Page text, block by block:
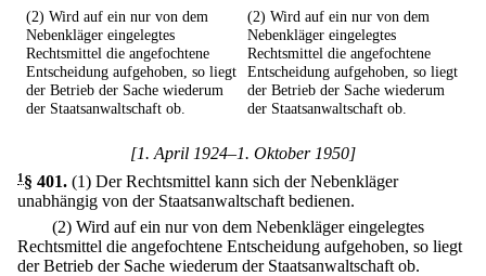
(2) Wird auf ein nur von dem
Nebenkläger eingelegtes
Rechtsmittel die angefochtene
Entscheidung aufgehoben, so liegt
der Betrieb der Sache wiederum
der Staatsanwaltschaft ob.
(2) Wird auf ein nur von dem
Nebenkläger eingelegtes
Rechtsmittel die angefochtene
Entscheidung aufgehoben, so liegt
der Betrieb der Sache wiederum
der Staatsanwaltschaft ob.
[1. April 1924–1. Oktober 1950]
1§ 401. (1) Der Rechtsmittel kann sich der Nebenkläger
unabhängig von der Staatsanwaltschaft bedienen.
(2) Wird auf ein nur von dem Nebenkläger eingelegtes
Rechtsmittel die angefochtene Entscheidung aufgehoben, so liegt
der Betrieb der Sache wiederum der Staatsanwaltschaft ob.